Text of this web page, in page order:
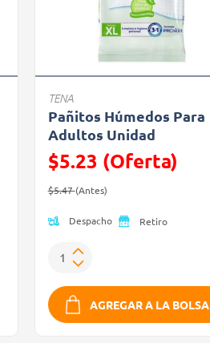
TENA
Pañitos Húmedos Para
Adultos Unidad
$5.23 (Oferta)
Precio reducido de
$5.47(Antes)(Oferta)
Despacho Retiro
AGREGAR A LA BOLSA